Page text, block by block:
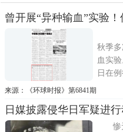
曾开展“异种输血”实验
秋季
血实
日在
展惨
日本共
本陆
来源：《环球时报》第6841期
日媒披露侵华日军疑进
惨